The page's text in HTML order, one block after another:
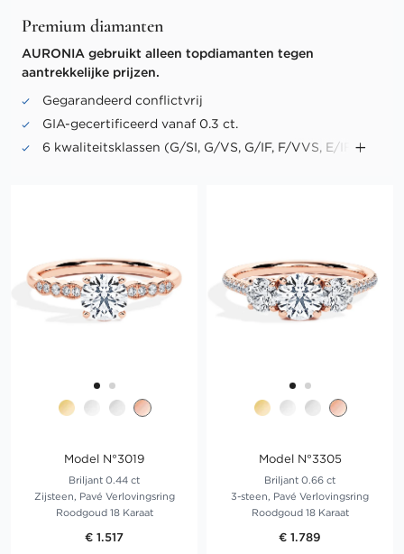
Premium diamanten
AURONIA gebruikt alleen topdiamanten tegen
aantrekkelijke prijzen.
Gegarandeerd conflictvrij
GIA-gecertificeerd vanaf 0.3 ct.
6 kwaliteitsklassen (G/SI, G/VS, G/IF, F/VVS, E/IF,
Model N°3019
Briljant 0.44 ct
Zijsteen, Pavé Verlovingsring
Roodgoud 18 Karaat
€ 1.517
Model N°3305
Briljant 0.66 ct
3-steen, Pavé Verlovingsring
Roodgoud 18 Karaat
€ 1.789